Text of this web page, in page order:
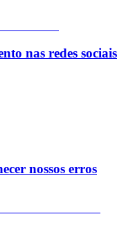
nas redes sociais
nossos erros